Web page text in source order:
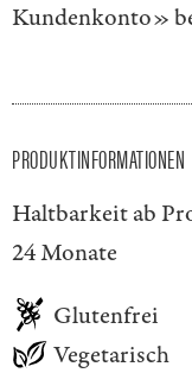
Kundenkonto»
PRODUKTINFORMATIONEN
Haltbarkeit ab
24 Monate
Glutenfrei
Vegetarisch